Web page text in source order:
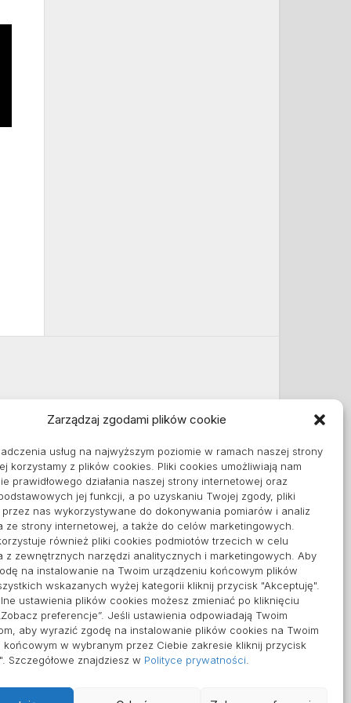
Zarządzaj zgodami plików cookie
usług na najwyższym poziomie w ramach naszej strony
korzystamy z plików cookies. Pliki cookies umożliwiają nam
prawidłowego działania naszej strony internetowej oraz
jej funkcji, a po uzyskaniu Twojej zgody, pliki
nas wykorzystywane do dokonywania pomiarów i analiz
ze strony internetowej, a także do celów marketingowych.
również pliki cookies podmiotów trzecich w celu
z zewnętrznych narzędzi analitycznych i marketingowych. Aby
na instalowanie na Twoim urządzeniu końcowym plików
wskazanych wyżej kategorii kliknij przycisk "Akceptuję".
ustawienia plików cookies możesz zmieniać po kliknięciu
preferencje”. Jeśli ustawienia odpowiadają Twoim
aby wyrazić zgodę na instalowanie plików cookies na Twoim
końcowym w wybranym przez Ciebie zakresie kliknij przycisk
Szczegółowe znajdziesz w Polityce prywatności
Informacje
Polityka plików cookies (EU)
Polityka prywatności